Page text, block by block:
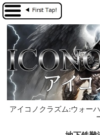
アイコノクラズム:ウォー